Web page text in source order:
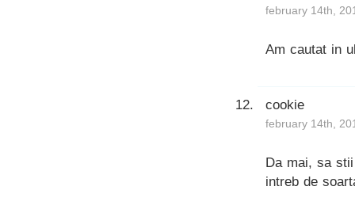
february 14th,
Am cautat in
cookie
february 14th,
Da mai, sa
intreb de